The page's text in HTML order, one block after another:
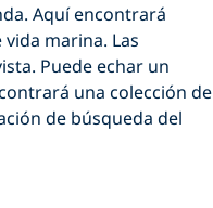
Aquí encontrará
marina. Las
Puede echar un
una colección de
de búsqueda del